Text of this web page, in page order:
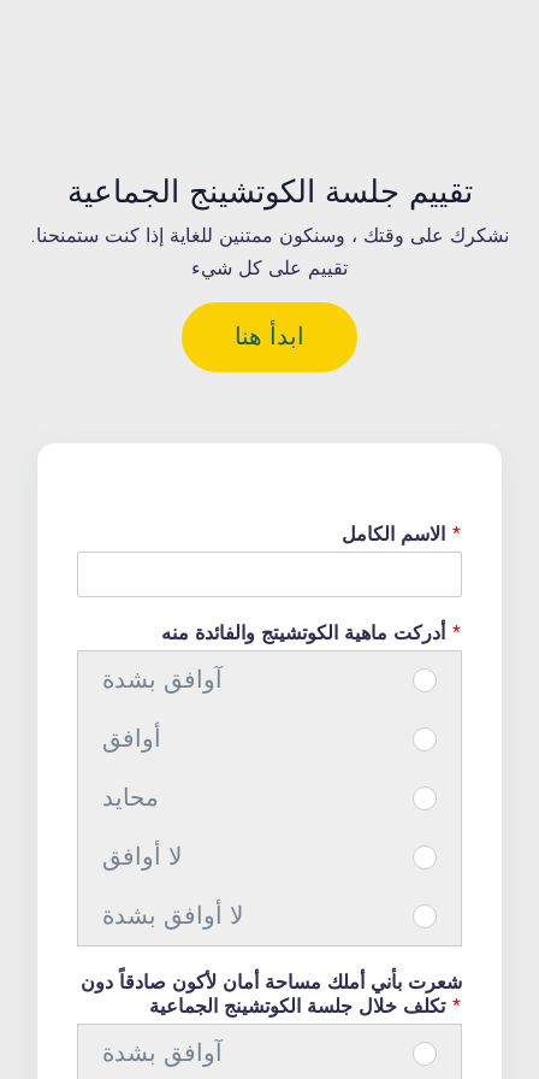
تقييم جلسة الكوتشينج الجماعية
.نشكرك على وقتك ، وسنكون ممتنين للغاية إذا كنت ستمنحنا
تقييم على كل شيء
ابدأ هنا
*
أدركت ماهية الكوتشيتج والفائدة منه *
آوافق بشدة
I
t
e
m
#
1
و
ا
ف
ق
ب
أوافق
I
t
e
m
#
1
أ
و
ا
ف
محايد
I
t
e
m
#
م
ح
لا أوافق
I
t
e
#
1
ل
لا أوافق بشدة
I
t
e
m
#
شعرت بأني أملك مساحة أمان لأكون صادقاً دون
تكلف خلال جلسة الكوتشينج الجماعية *
آوافق بشدة
I